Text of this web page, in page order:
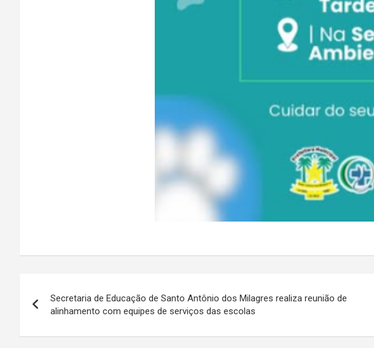
de
Post
Secretaria de Educação de Santo Antônio dos Milagres realiza reunião de
alinhamento com equipes de serviços das escolas